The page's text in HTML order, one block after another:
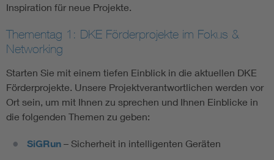
Inspiration für neue Projekte.
Thementag 1: DKE Förderprojekte im Fokus &
Networking
Starten Sie mit einem tiefen Einblick in die aktuellen DKE
Förderprojekte. Unsere Projektverantwortlichen werden vor
Ort sein, um mit Ihnen zu sprechen und Ihnen Einblicke in
die folgenden Themen zu geben:
SiGRun – Sicherheit in intelligenten Geräten